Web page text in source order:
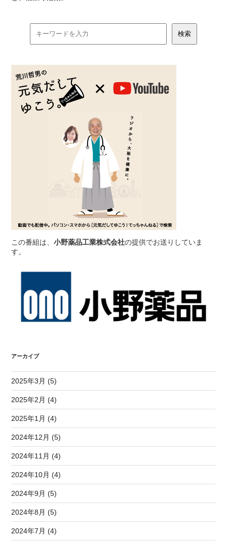
この番組は、小野薬品工業株式会社の提供でお送りしていま
す。
アーカイブ
2025年3月 (5)
2025年2月 (4)
2025年1月 (4)
2024年12月 (5)
2024年11月 (4)
2024年10月 (4)
2024年9月 (5)
2024年8月 (5)
2024年7月 (4)